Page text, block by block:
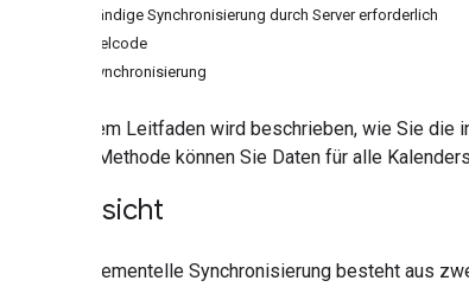
Vollständige Synchronisierung durch Server erforderlich
Beispielcode
Alte Synchronisierung
In diesem Leitfaden wird beschrieben, wie Sie
dieser Methode können Sie Daten für alle
Übersicht
Die inkrementelle Synchronisierung besteht aus